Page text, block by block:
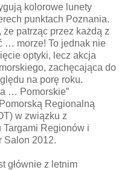
kolorowe lunety
punktach Poznania.
patrząc przez każdą z
… morze! To jednak nie
optyki, lecz akcja
zachęcająca do
na porę roku.
… Pomorskie”
Regionalną
w związku z
Regionów i
Salon 2012.
głównie z letnim